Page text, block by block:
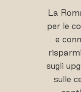
La
per le
e
sugli
sulle